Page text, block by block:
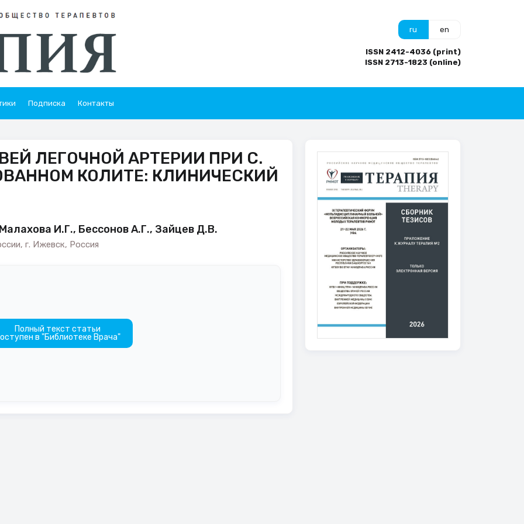
ru en
ISSN 2412-4036 (print)
ISSN 2713-1823 (online)
Подписка Контакты
ЛЕГОЧНОЙ АРТЕРИИ ПРИ C.
КОЛИТЕ: КЛИНИЧЕСКИЙ
И.Г., Бессонов А.Г., Зайцев Д.В.
г. Ижевск, Россия
Полный текст статьи
в "Библиотеке Врача"